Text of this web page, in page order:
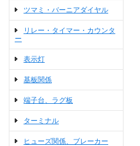
ツマミ・バーニアダイヤル
リレー・タイマー・カウンタ
ー
表示灯
基板関係
端子台、ラグ板
ターミナル
ヒューズ関係、ブレーカー